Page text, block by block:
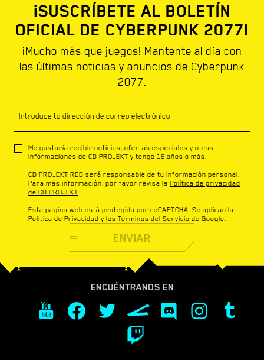
¡SUSCRÍBETE AL BOLETÍN
OFICIAL DE CYBERPUNK 2077!
¡Mucho más que juegos! Mantente al día con
las últimas noticias y anuncios de Cyberpunk
2077.
Introduce tu dirección de correo electrónico
Me gustaría recibir noticias, ofertas especiales y otras
informaciones de CD PROJEKT y tengo 16 años o más.
CD PROJEKT RED será responsable de tu información personal.
Para más información, por favor revisa la Política de privacidad
de CD PROJEKT
Esta página web está protegida por reCAPTCHA. Se aplican la
Política de Privacidad y los Términos del Servicio de Google.
ENVIAR
ENCUÉNTRANOS EN